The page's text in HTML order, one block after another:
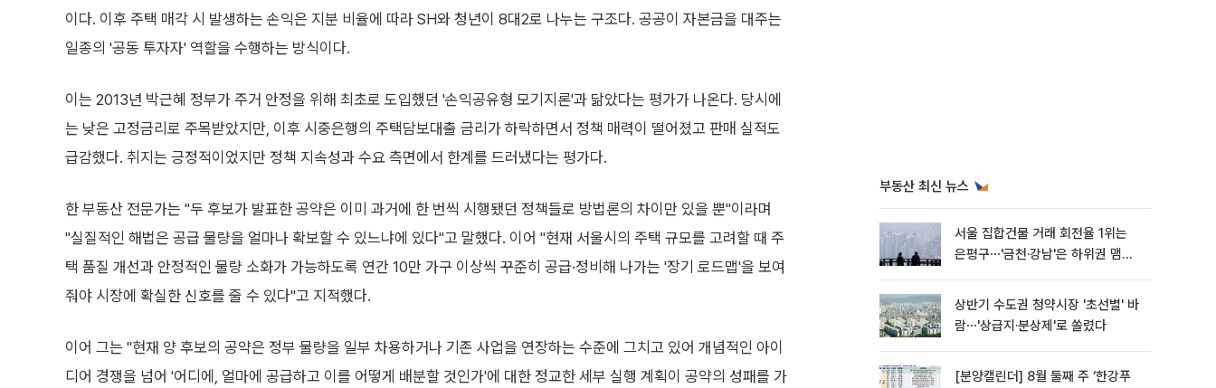
이다. 이후 주택 매각 시 발생하는 손익은 지분 비율에 따라 SH와 청년이 8대2로 나누는 구조다. 공공이 자본금을 대주는
일종의 '공동 투자자' 역할을 수행하는 방식이다.
이는 2013년 박근혜 정부가 주거 안정을 위해 최초로 도입했던 '손익공유형 모기지론'과 닮았다는 평가가 나온다. 당시에
는 낮은 고정금리로 주목받았지만, 이후 시중은행의 주택담보대출 금리가 하락하면서 정책 매력이 떨어졌고 판매 실적도
급감했다. 취지는 긍정적이었지만 정책 지속성과 수요 측면에서 한계를 드러냈다는 평가다.
한 부동산 전문가는 "두 후보가 발표한 공약은 이미 과거에 한 번씩 시행됐던 정책들로 방법론의 차이만 있을 뿐"이라며
"실질적인 해법은 공급 물량을 얼마나 확보할 수 있느냐에 있다"고 말했다. 이어 "현재 서울시의 주택 규모를 고려할 때 주
택 품질 개선과 안정적인 물량 소화가 가능하도록 연간 10만 가구 이상씩 꾸준히 공급·정비해 나가는 '장기 로드맵'을 보여
줘야 시장에 확실한 신호를 줄 수 있다"고 지적했다.
이어 그는 "현재 양 후보의 공약은 정부 물량을 일부 차용하거나 기존 사업을 연장하는 수준에 그치고 있어 개념적인 아이
디어 경쟁을 넘어 '어디에, 얼마에 공급하고 이를 어떻게 배분할 것인가'에 대한 정교한 세부 실행 계획이 공약의 성패를 가
부동산 최신 뉴스
서울 집합건물 거래 회전율 1위는
은평구⋯'금천·강남'은 하위권 맴돌
상반기 수도권 청약시장 '초선별' 바
람⋯'상급지·분상제'로 쏠렸다
[분양캘린더] 8월 둘째 주 ‘한강푸